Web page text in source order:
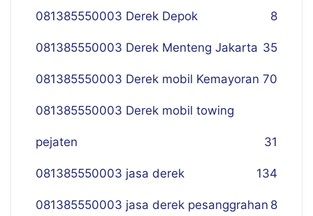
081385550003 Derek Depok 8
081385550003 Derek Menteng Jakarta 35
081385550003 Derek mobil Kemayoran 70
081385550003 Derek mobil towing
pejaten 31
081385550003 jasa derek 134
081385550003 jasa derek pesanggrahan 8